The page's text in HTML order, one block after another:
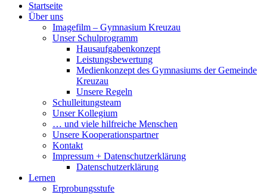
Startseite
Über uns
Imagefilm – Gymnasium Kreuzau
Unser Schulprogramm
Hausaufgabenkonzept
Leistungsbewertung
Medienkonzept des Gymnasiums der Gemeinde
Kreuzau
Unsere Regeln
Schulleitungsteam
Unser Kollegium
… und viele hilfreiche Menschen
Unsere Kooperationspartner
Kontakt
Impressum + Datenschutzerklärung
Datenschutzerklärung
Lernen
Erprobungsstufe